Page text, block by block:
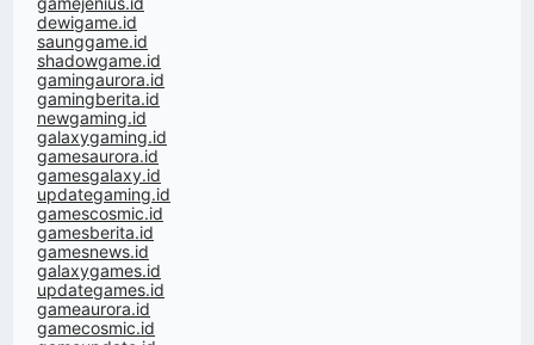
dewigame.id
saunggame.id
shadowgame.id
gamingaurora.id
gamingberita.id
newgaming.id
galaxygaming.id
gamesaurora.id
gamesgalaxy.id
updategaming.id
gamescosmic.id
gamesberita.id
gamesnews.id
galaxygames.id
updategames.id
gameaurora.id
gamecosmic.id